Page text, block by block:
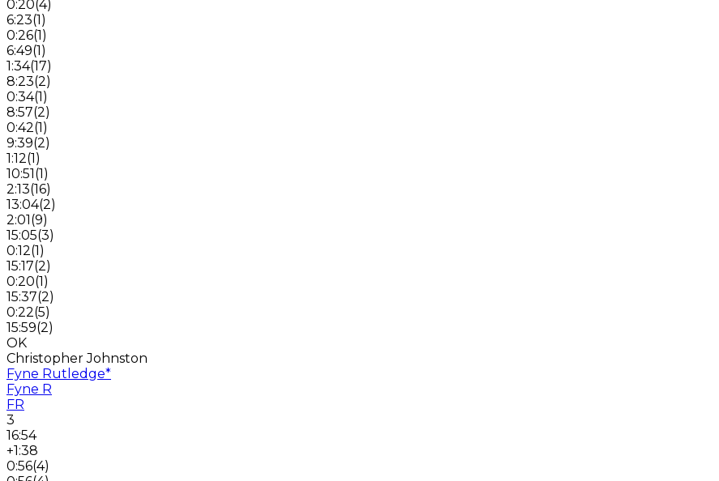
0:20(4)
6:23(1)
0:26(1)
6:49(1)
1:34(17)
8:23(2)
0:34(1)
8:57(2)
0:42(1)
9:39(2)
1:12(1)
10:51(1)
2:13(16)
13:04(2)
2:01(9)
15:05(3)
0:12(1)
15:17(2)
0:20(1)
15:37(2)
0:22(5)
15:59(2)
OK
Christopher Johnston
Fyne Rutledge*
Fyne R
FR
3
16:54
+1:38
0:56(4)